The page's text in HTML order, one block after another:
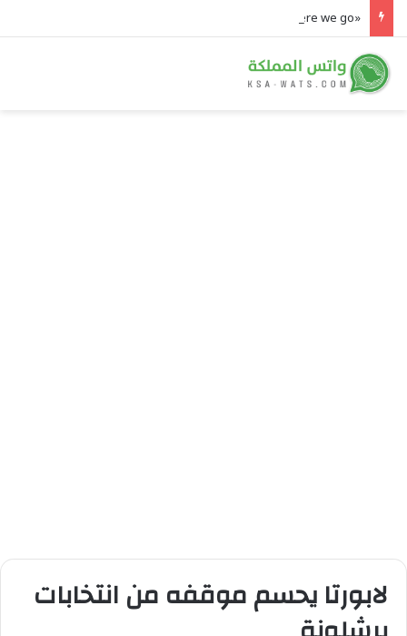
لابورتا يحسم موقفه من انتخابات